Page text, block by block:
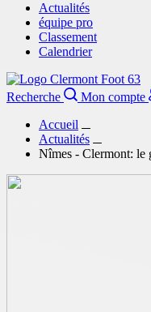
Actualités
équipe pro
Classement
Calendrier
Recherche
Mon compte
Accueil
Actualités
Nîmes - Clermont: le